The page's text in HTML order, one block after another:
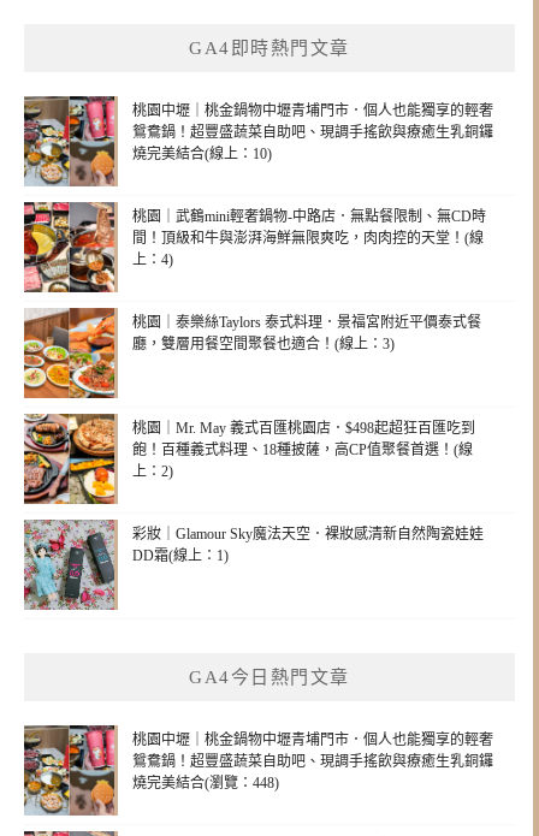
GA4即時熱門文章
桃園中壢｜桃金鍋物中壢青埔門市．個人也能獨享的輕奢
鴛鴦鍋！超豐盛蔬菜自助吧、現調手搖飲與療癒生乳銅鑼
燒完美結合(線上：10)
桃園｜武鶴mini輕奢鍋物-中路店．無點餐限制、無CD時
間！頂級和牛與澎湃海鮮無限爽吃，肉肉控的天堂！(線
上：4)
桃園｜泰樂絲Taylors 泰式料理．景福宮附近平價泰式餐
廳，雙層用餐空間聚餐也適合！(線上：3)
桃園｜Mr. May 義式百匯桃園店．$498起超狂百匯吃到
飽！百種義式料理、18種披薩，高CP值聚餐首選！(線
上：2)
彩妝｜Glamour Sky魔法天空．裸妝感清新自然陶瓷娃娃
DD霜(線上：1)
GA4今日熱門文章
桃園中壢｜桃金鍋物中壢青埔門市．個人也能獨享的輕奢
鴛鴦鍋！超豐盛蔬菜自助吧、現調手搖飲與療癒生乳銅鑼
燒完美結合(瀏覽：448)